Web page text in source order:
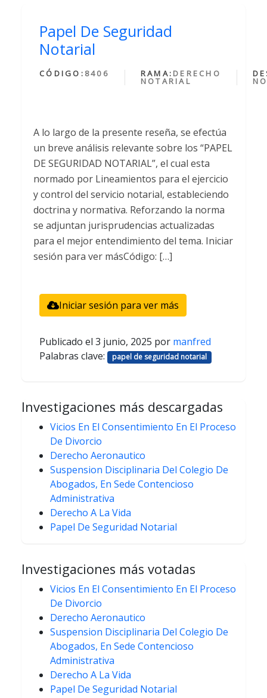
Papel De Seguridad
Notarial
CÓDIGO: 8406 RAMA: DERECHO
NOTARIAL
A lo largo de la presente reseña, se efectúa
un breve análisis relevante sobre los “PAPEL
DE SEGURIDAD NOTARIAL”, el cual esta
normado por Lineamientos para el ejercicio
y control del servicio notarial, estableciendo
doctrina y normativa. Reforzando la norma
se adjuntan jurisprudencias actualizadas
para el mejor entendimiento del tema. Iniciar
sesión para ver másCódigo: […]
Iniciar sesión para ver más
Publicado el 3 junio, 2025 por manfred
Palabras clave:
papel de seguridad notarial
Investigaciones más descargadas
Vicios En El Consentimiento En El Proceso
De Divorcio
Derecho Aeronautico
Suspension Disciplinaria Del Colegio De
Abogados, En Sede Contencioso
Administrativa
Derecho A La Vida
Papel De Seguridad Notarial
Investigaciones más votadas
Vicios En El Consentimiento En El Proceso
De Divorcio
Derecho Aeronautico
Suspension Disciplinaria Del Colegio De
Abogados, En Sede Contencioso
Administrativa
Derecho A La Vida
Papel De Seguridad Notarial